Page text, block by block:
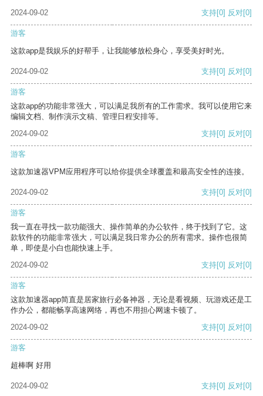
2024-09-02 支持[0] 反对[0]
游客
这款app是我娱乐的好帮手，让我能够放松身心，享受美好时光。
2024-09-02 支持[0] 反对[0]
游客
这款app的功能非常强大，可以满足我所有的工作需求。我可以使用它来
编辑文档、制作演示文稿、管理日程安排等。
2024-09-02
支持[0] 反对[0]
游客
这款加速器VPM应用程序可以给你提供全球覆盖和最高安全性的连接。
2024-09-02 支持[0] 反对[0]
游客
我一直在寻找一款功能强大、操作简单的办公软件，终于找到了它。这
款软件的功能非常强大，可以满足我日常办公的所有需求。操作也很简
单，即使是小白也能快速上手。
2024-09-02
支持[0] 反对[0]
游客
这款加速器app简直是居家旅行必备神器，无论是看视频、玩游戏还是工
作办公，都能畅享高速网络，再也不用担心网速卡顿了。
2024-09-02
支持[0] 反对[0]
游客
超棒啊 好用
2024-09-02 支持[0] 反对[0]